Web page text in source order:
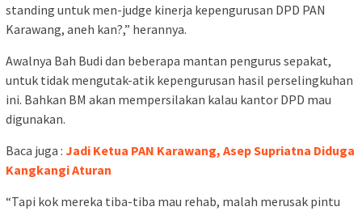
standing untuk men-judge kinerja kepengurusan DPD PAN
Karawang, aneh kan?,” herannya.
Awalnya Bah Budi dan beberapa mantan pengurus sepakat,
untuk tidak mengutak-atik kepengurusan hasil perselingkuhan
ini. Bahkan BM akan mempersilakan kalau kantor DPD mau
digunakan.
Baca juga : Jadi Ketua PAN Karawang, Asep Supriatna Diduga
Kangkangi Aturan
“Tapi kok mereka tiba-tiba mau rehab, malah merusak pintu